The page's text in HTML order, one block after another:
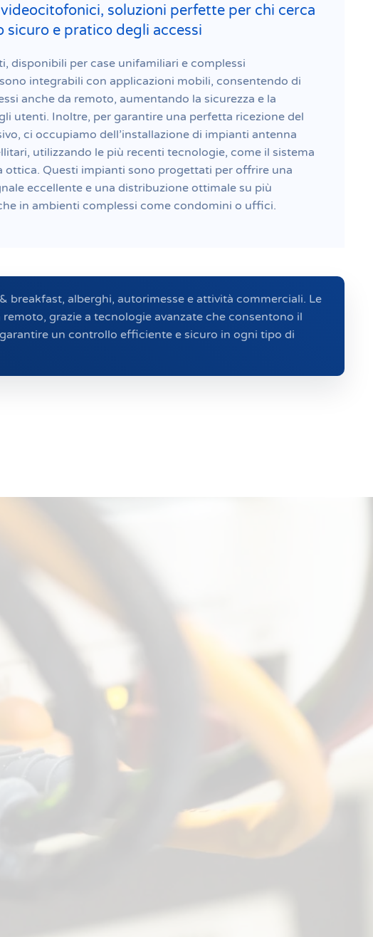
soluzioni perfette per chi cerca
sicuro e pratico degli accessi
disponibili per case unifamiliari e complessi
integrabili con applicazioni mobili, consentendo di
anche da remoto, aumentando la sicurezza e la
utenti. Inoltre, per garantire una perfetta ricezione del
ci occupiamo dell’installazione di impianti antenna
utilizzando le più recenti tecnologie, come il sistema
ottica. Questi impianti sono progettati per offrire una
eccellente e una distribuzione ottimale su più
in ambienti complessi come condomini o uffici.
breakfast, alberghi, autorimesse e attività commerciali. Le
grazie a tecnologie avanzate che consentono il
un controllo efficiente e sicuro in ogni tipo di